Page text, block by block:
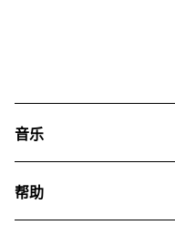
音乐
搜索
帮助